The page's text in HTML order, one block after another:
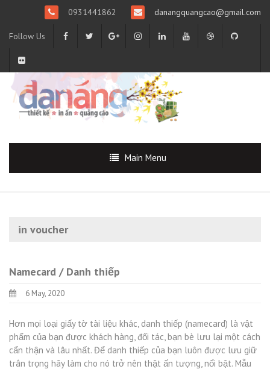
0931441862 danangquangcao@gmail.com
Follow Us
Main Menu
in voucher
Namecard / Danh thiếp
6 May, 2020
Hơn mọi loại giấy tờ tài liệu khác, danh thiếp (namecard) là vật
phẩm của bạn được khách hàng, đối tác, bạn bè lưu lại một cách
cẩn thận và lâu nhất. Để danh thiếp của bạn luôn được lưu giữ
trân trọng hãy làm cho nó trở nên thật ấn tượng, nổi bật. Mẫu